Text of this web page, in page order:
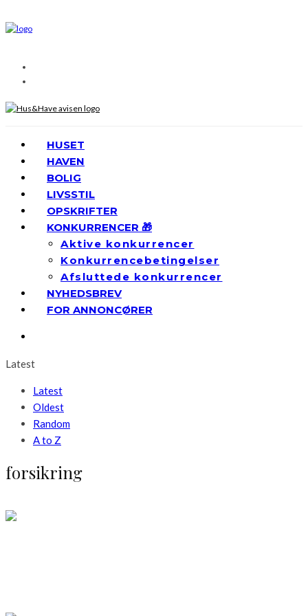
HUSET
HAVEN
BOLIG
LIVSSTIL
OPSKRIFTER
KONKURRENCER 🎁
Aktive konkurrencer
Konkurrencebetingelser
Afsluttede konkurrencer
NYHEDSBREV
FOR ANNONCØRER
Latest
Latest
Oldest
Random
A to Z
forsikring